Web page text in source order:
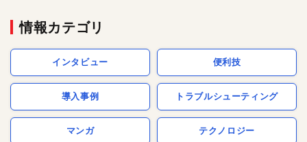
情報カテゴリ
インタビュー 便利技
導入事例 トラブルシューティング
マンガ テクノロジー